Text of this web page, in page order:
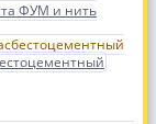
ФУМ и нить